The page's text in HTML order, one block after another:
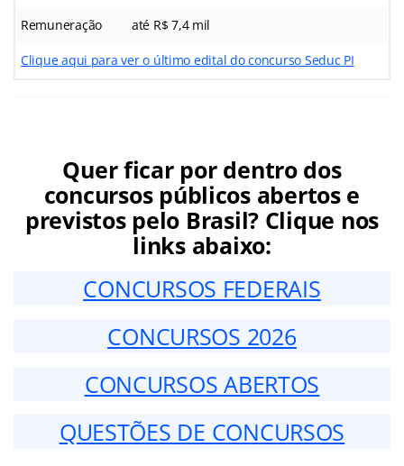
Remuneração até R$ 7,4 mil
Clique aqui para ver o último edital do concurso Seduc PI
Quer ficar por dentro dos
concursos públicos abertos e
previstos pelo Brasil? Clique nos
links abaixo:
CONCURSOS FEDERAIS
CONCURSOS 2026
CONCURSOS ABERTOS
QUESTÕES DE CONCURSOS